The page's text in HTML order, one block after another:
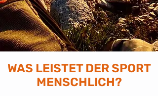
WAS LEISTET DER SPORT
MENSCHLICH?